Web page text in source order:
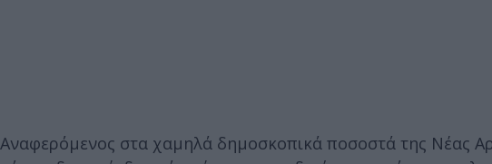
Αναφερόμενος στα χαμηλά δημοσκοπικά ποσοστά της Νέας